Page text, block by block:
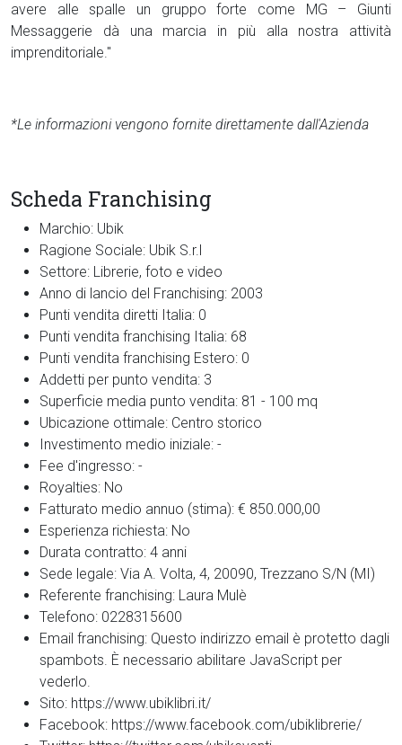
avere alle spalle un gruppo forte come MG – Giunti
Messaggerie dà una marcia in più alla nostra attività
imprenditoriale."
*Le informazioni vengono fornite direttamente dall'Azienda
Scheda Franchising
Marchio: Ubik
Ragione Sociale: Ubik S.r.l
Settore: Librerie, foto e video
Anno di lancio del Franchising: 2003
Punti vendita diretti Italia: 0
Punti vendita franchising Italia: 68
Punti vendita franchising Estero: 0
Addetti per punto vendita: 3
Superficie media punto vendita: 81 - 100 mq
Ubicazione ottimale: Centro storico
Investimento medio iniziale: -
Fee d'ingresso: -
Royalties: No
Fatturato medio annuo (stima): € 850.000,00
Esperienza richiesta: No
Durata contratto: 4 anni
Sede legale: Via A. Volta, 4, 20090, Trezzano S/N (MI)
Referente franchising: Laura Mulè
Telefono: 0228315600
Email franchising: Questo indirizzo email è protetto dagli
spambots. È necessario abilitare JavaScript per
vederlo.
Sito: https://www.ubiklibri.it/
Facebook: https://www.facebook.com/ubiklibrerie/